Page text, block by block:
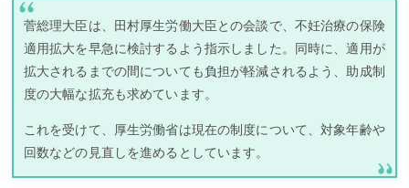
菅総理大臣は、田村厚生労働大臣との会談で、不妊治療の保険
適用拡大を早急に検討するよう指示しました。同時に、適用が
拡大されるまでの間についても負担が軽減されるよう、助成制
度の大幅な拡充も求めています。
これを受けて、厚生労働省は現在の制度について、対象年齢や
回数などの見直しを進めるとしています。